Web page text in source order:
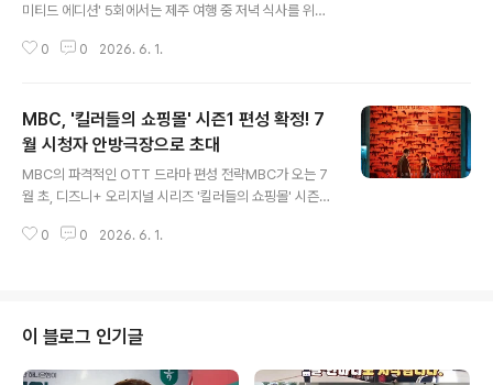
미티드 에디션' 5회에서는 제주 여행 중 저녁 식사를 위해
습니다. 여행 계획 변경 후 남은 예산으로 맛있는 식사를 하
유미를 보며 '얼굴이 엄청 작다'고 감탄했으며, 박서준과 최
우식에게도 '너무 잘생겼다. 실제로 보니까'라며 칭찬을 아
끼지 않았습니다. 배우들의 재치 있는 답변과 유쾌한 에피
소드직원들의 칭찬에 최우식과 정유미, 박서준은 '어머니
도 작으십니다', '어머니도 아름다우십니다'라고 답하며 훈
훈한 분위기를 더했습니다. 유쾌한 식사를 마친 후 숙소로
0 0 2026. 6. 1.
MBC, '킬러들의 쇼핑몰' 시즌1 편성 확정! 7
월 시청자 안방극장으로 초대
MBC의 파격적인 OTT 드라마 편성 전략MBC가 오는 7
월 초, 디즈니+ 오리지널 시리즈 '킬러들의 쇼핑몰' 시즌1
후속작으로 결정된 사항이며, 시청자들에게 새로운 콘텐츠
'킬러들의 쇼핑몰' 시즌1, MBC 편성을 통해 시청 기회 확
대이동욱과 김혜준 주연의 '킬러들의 쇼핑몰' 시즌1은 삼촌
이 남긴 위험한 유산으로 인해 킬러들의 표적이 된 조카의
0 0 2026. 6. 1.
이 블로그 인기글